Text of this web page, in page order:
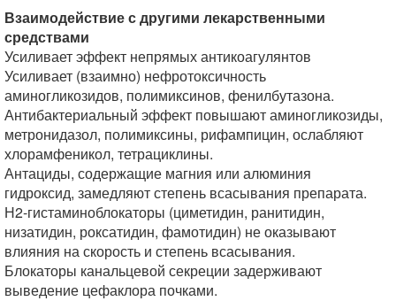
Взаимодействие с другими лекарственными
средствами
Усиливает эффект непрямых антикоагулянтов
Усиливает (взаимно) нефротоксичность
аминогликозидов, полимиксинов, фенилбутазона.
Антибактериальный эффект повышают аминогликозиды,
метронидазол, полимиксины, рифампицин, ослабляют
хлорамфеникол, тетрациклины.
Антациды, содержащие магния или алюминия
гидроксид, замедляют степень всасывания препарата.
Н2-гистаминоблокаторы (циметидин, ранитидин,
низатидин, роксатидин, фамотидин) не оказывают
влияния на скорость и степень всасывания.
Блокаторы канальцевой секреции задерживают
выведение цефаклора почками.